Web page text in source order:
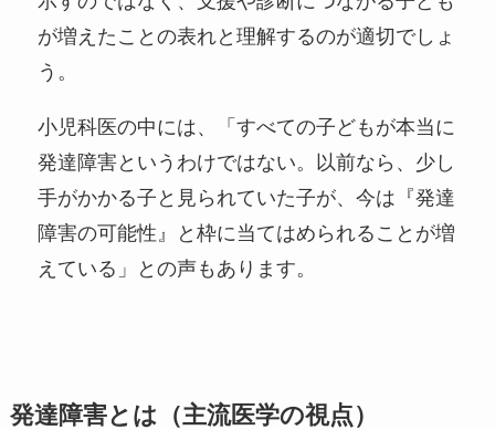
が増えたことの表れと理解するのが適切でしょ
う。
小児科医の中には、「すべての子どもが本当に
発達障害というわけではない。以前なら、少し
手がかかる子と見られていた子が、今は『発達
障害の可能性』と枠に当てはめられることが増
えている」との声もあります。
発達障害とは（主流医学の視点）